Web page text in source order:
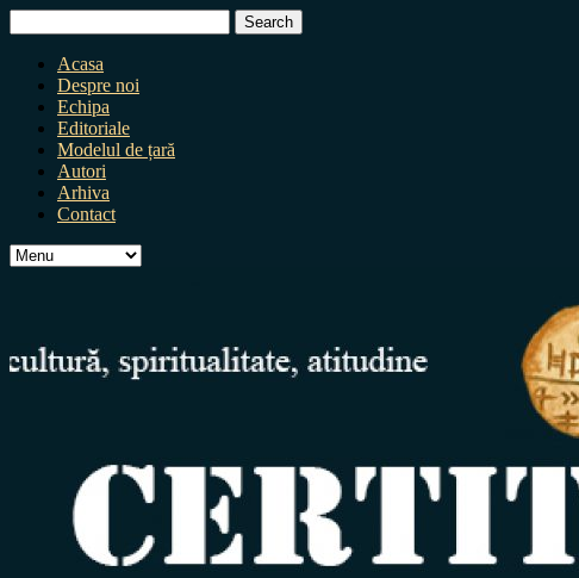
for:
Acasa
Despre noi
Echipa
Editoriale
Modelul de țară
Autori
Arhiva
Contact